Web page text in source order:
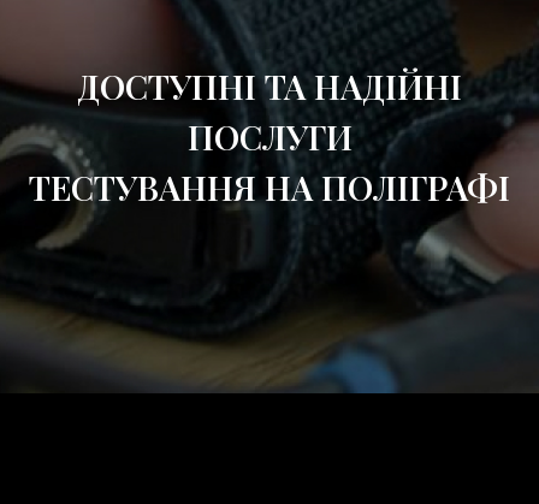
ДОСТУПНІ ТА НАДІЙНІ
ПОСЛУГИ
ТЕСТУВАННЯ НА ПОЛІГРАФІ